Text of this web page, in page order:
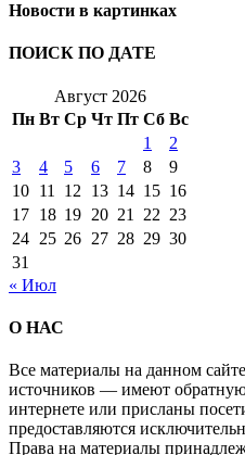
Новости в картинках
ПОИСК ПО ДАТЕ
Август 2026
Пн Вт Ср Чт Пт Сб Вс
1
2
3
4 5 6 7 8
9
10 11 12 13 14 15 16
17 18 19 20 21 22 23
24 25 26 27 28 29 30
31
« Июл
О НАС
Все материалы на данном
источников — имеют
интернете или присланы
предоставляются
Права на материалы